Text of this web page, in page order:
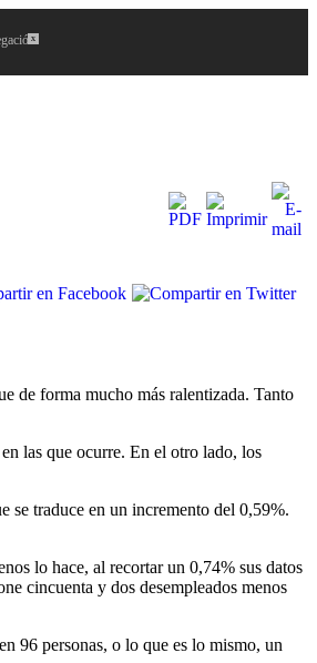
x
de forma mucho más ralentizada. Tanto
las que ocurre. En el otro lado, los
se traduce en un incremento del 0,59%.
lo hace, al recortar un 0,74% sus datos
cincuenta y dos desempleados menos
96 personas, o lo que es lo mismo, un